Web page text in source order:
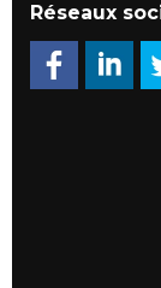
Réseaux